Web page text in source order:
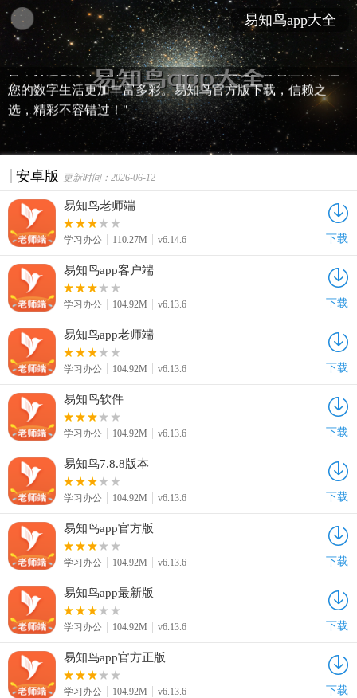
"探索无限应用可能，尽在易知鸟app大全！一键下载，畅享
官方正版应用。无论是热门游戏、实用工具还是教育学习，
易知鸟app免费下载，满足你所有需求。安全、高速、无广
告，打造极致下载体验。立即访问，发现更多惊喜应用，让
您的数字生活更加丰富多彩。易知鸟官方版下载，信赖之
选，精彩不容错过！"
易知鸟app大全
安卓版 更新时间：2026-06-12
易知鸟老师端
学习办公 110.27M v6.14.6 下载
易知鸟app客户端
学习办公 104.92M v6.13.6 下载
易知鸟app老师端
学习办公 104.92M v6.13.6 下载
易知鸟软件
学习办公 104.92M v6.13.6 下载
易知鸟7.8.8版本
学习办公 104.92M v6.13.6 下载
易知鸟app官方版
学习办公 104.92M v6.13.6 下载
易知鸟app最新版
学习办公 104.92M v6.13.6 下载
易知鸟app官方正版
学习办公 104.92M v6.13.6 下载